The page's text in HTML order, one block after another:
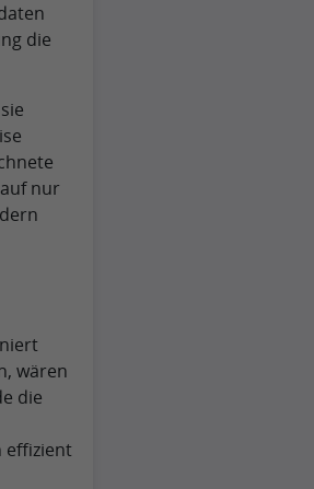
die
nur
wären
die
effizient